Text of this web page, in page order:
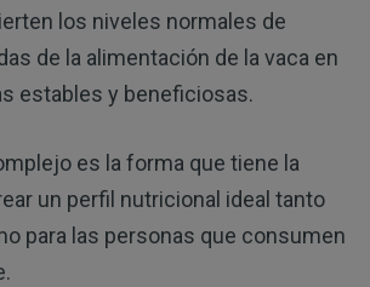
los niveles normales de
de la alimentación de la vaca en
estables y beneficiosas.
es la forma que tiene la
un perfil nutricional ideal tanto
para las personas que consumen